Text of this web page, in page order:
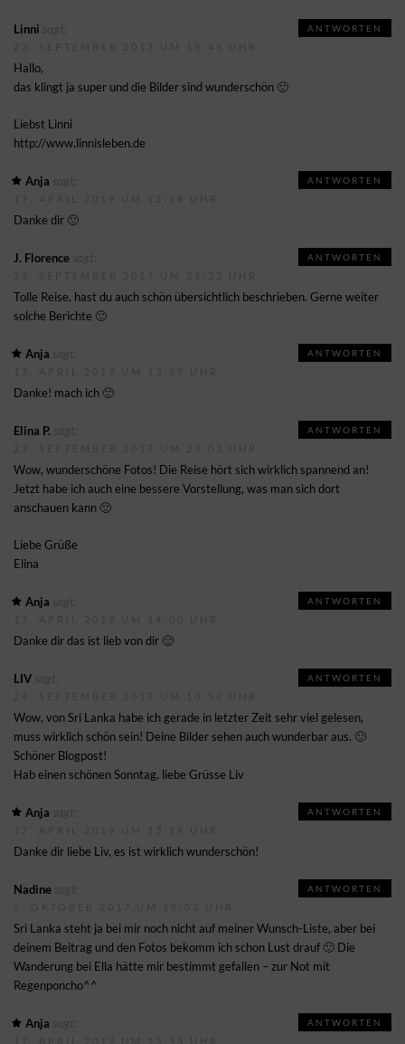
Linni
Hallo,
das klingt ja super und die Bilder sind wunderschön 🙂
Liebst Linni
http://www.linnisleben.de
ANTWORTEN
Anja
Danke dir 🙂
ANTWORTEN
J. Florence
Tolle Reise, hast du auch schön übersichtlich beschrieben. Gerne weiter
solche Berichte 🙂
ANTWORTEN
Anja
Danke! mach ich 🙂
ANTWORTEN
Elina P.
Wow, wunderschöne Fotos! Die Reise hört sich wirklich spannend an!
Jetzt habe ich auch eine bessere Vorstellung, was man sich dort
anschauen kann 🙂
Liebe Grüße
Elina
ANTWORTEN
Anja
Danke dir das ist lieb von dir 🙂
ANTWORTEN
LIV
Wow, von Sri Lanka habe ich gerade in letzter Zeit sehr viel gelesen,
muss wirklich schön sein! Deine Bilder sehen auch wunderbar aus. 🙂
Schöner Blogpost!
Hab einen schönen Sonntag, liebe Grüsse Liv
ANTWORTEN
Anja
Danke dir liebe Liv, es ist wirklich wunderschön!
ANTWORTEN
Nadine
Sri Lanka steht ja bei mir noch nicht auf meiner Wunsch-Liste, aber bei
deinem Beitrag und den Fotos bekomm ich schon Lust drauf 🙂 Die
Wanderung bei Ella hätte mir bestimmt gefallen – zur Not mit
Regenponcho^^
ANTWORTEN
Anja ANTWORTEN